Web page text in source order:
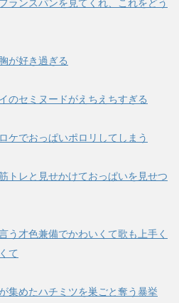
ランスパンを見てくれ、これをどう
が好き過ぎる
のセミヌードがえちえちすぎる
ケでおっぱいポロリしてしまう
トレと見せかけておっぱいを見せつ
う才色兼備でかわいくて歌も上手く
て
集めたハチミツを巣ごと奪う暴挙